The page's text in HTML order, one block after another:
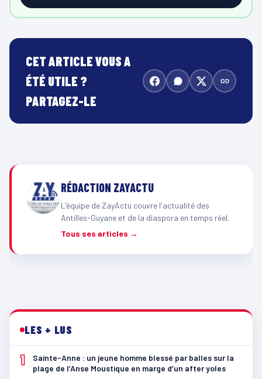
CET ARTICLE VOUS A
ÉTÉ UTILE ?
PARTAGEZ-LE
RÉDACTION ZAYACTU
L'équipe de ZayActu couvre l'actualité des
Antilles-Guyane et de la diaspora en temps réel.
Tous ses articles →
LES + LUS
1
Sainte-Anne : un jeune homme blessé par balles sur la
plage de l’Anse Moustique en marge d’un after yoles